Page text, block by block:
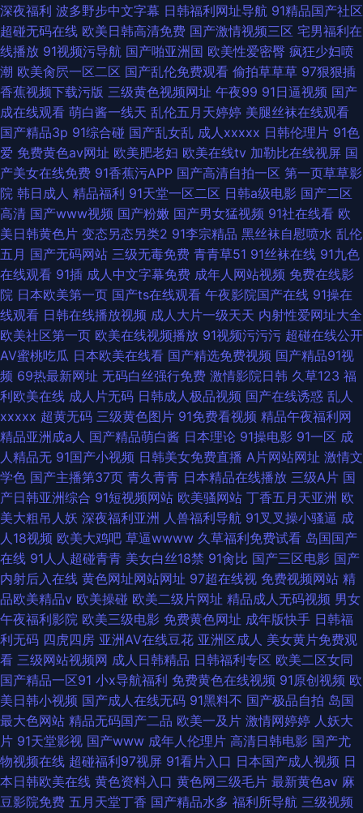
深夜福利 波多野步中文字幕 日韩福利网址导航 91精品国产社区
超碰无码在线 欧美日韩高清免费 国产激情视频三区 宅男福利在
线播放 91视频污导航 国产啪亚洲国 欧美性爱密臀 疯狂少妇喷
潮 欧美肏屄一区二区 国产乱伦免费观看 偷拍草草草 97狠狠插
香蕉视频下载污版 三级黄色视频网址 午夜99 91日逼视频 国产
成在线观看 萌白酱一线天 乱伦五月天婷婷 美腿丝袜在线观看
国产精品3p 91综合碰 国产乱女乱 成人xxxxx 日韩伦理片 91色
爱 免费黄色av网址 欧美肥老妇 欧美在线tv 加勒比在线视屏 国
产美女在线免费 91香蕉污APP 国产高清自拍一区 第一页草草影
院 韩日成人 精品福利 91天堂一区二区 日韩a级电影 国产二区
高清 国产www视频 国产粉嫩 国产男女猛视频 91社在线看 欧
美日韩黄色片 变态另态另类2 91李宗精品 黑丝袜自慰喷水 乱伦
五月 国产无码网站 三级无毒免费 青青草51 91丝袜在线 91九色
在线观看 91插 成人中文字幕免费 成年人网站视频 免费在线影
院 日本欧美第一页 国产ts在线观看 午夜影院国产在线 91操在
线观看 日韩在线播放视频 成人大片一级天天 内射性爱网址大全
欧美社区第一页 欧美在线视频播放 91视频污污污 超碰在线公开
AV蜜桃吃瓜 日本欧美在线看 国产精选免费视频 国产精品91视
频 69热最新网址 无码白丝强行免费 激情影院日韩 久草123 福
利欧美在线 成人片无码 日韩成人极品视频 国产在线诱惑 乱人
xxxxx 超黄无码 三级黄色图片 91免费看视频 精品午夜福利网
精品亚洲成a人 国产精品萌白酱 日本理论 91操电影 91一区 成
人精品无 91国产小视频 日韩美女免费直播 A片网站网址 激情文
学色 国产主播第37页 青久青青 日本精品在线播放 三级A片 国
产日韩亚洲综合 91短视频网站 欧美骚网站 丁香五月天亚洲 欧
美大粗吊人妖 深夜福利亚洲 人兽福利导航 91叉叉操小骚逼 成
人18视频 欧美大鸡吧 草逼wwww 久草福利免费试看 岛国国产
在线 91人人超碰青青 美女白丝18禁 91肏比 国产三区电影 国产
内射后入在线 黄色网址网站网址 97超在线视 免费视频网站 精
品欧美精品v 欧美操碰 欧美二级片网址 精品成人无码视频 男女
午夜福利影院 欧美三级电影 免费黄色网址 成年版快手 日韩福
利无码 四虎四房 亚洲AV在线豆花 亚洲区成人 美女黄片免费观
看 三级网站视频网 成人日韩精品 日韩福利专区 欧美二区女同
国产精品一区91 小x导航福利 免费黄色在线视频 91原创视频 欧
美日韩小视频 国产成人在线无码 91黑料不 国产极品自拍 岛国
最大色网站 精品无码国产二品 欧美一及片 激情网婷婷 人妖大
片 91天堂影视 国产www 成年人伦理片 高清日韩电影 国产尤
物视频在线 超碰福利97视屏 91看片入口 日本国产成人视频 日
本日韩欧美在线 黄色资料入口 黄色网三级毛片 最新黄色av 麻
豆影院免费 五月天堂丁香 国产精品水多 福利所导航 三级视频